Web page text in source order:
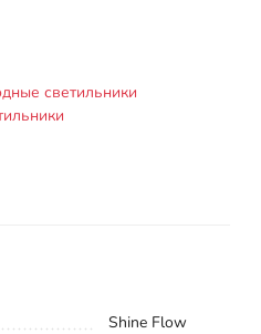
светильники
Shine Flow